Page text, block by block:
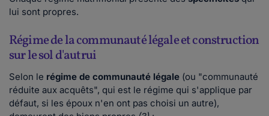
lui sont propres.
Régime de la communauté légale et construction
sur le sol d'autrui
Selon le régime de communauté légale (ou "communauté
réduite aux acquêts", qui est le régime qui s'applique par
défaut, si les époux n'en ont pas choisi un autre),